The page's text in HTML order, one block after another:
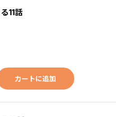
11話
カートに追加